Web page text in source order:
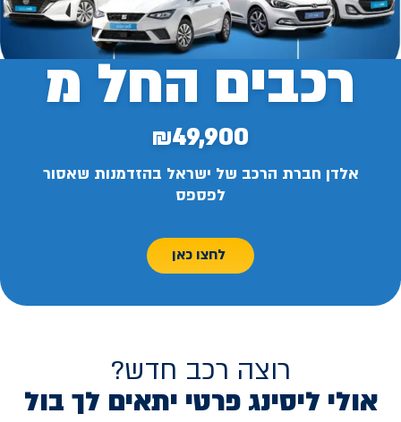
רכבים החל מ
₪49,900
אלדן חברת הרכב של ישראל בהזדמנות שאסור
לפספס
לחצו כאן
רוצה רכב חדש?
אולי ליסינג פרטי יתאים לך בול